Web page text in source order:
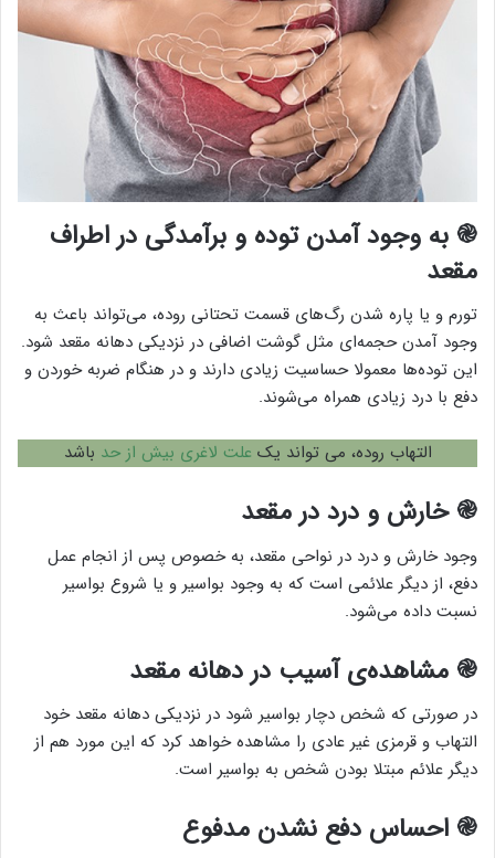
֎ به وجود آمدن توده و برآمدگی در اطراف
مقعد
تورم و یا پاره شدن رگ‌های قسمت تحتانی روده، می‌تواند باعث به
وجود آمدن حجمه‌ای مثل گوشت اضافی در نزدیکی دهانه مقعد شود.
این توده‌ها معمولا حساسیت زیادی دارند و در هنگام ضربه خوردن و
دفع با درد زیادی همراه می‌شوند.
التهاب روده، می تواند یک علت لاغری بیش از حد باشد
֎ خارش و درد در مقعد
وجود خارش و درد در نواحی مقعد، به خصوص پس از انجام عمل
دفع، از دیگر علائمی است که به وجود بواسیر و یا شروع بواسیر
نسبت داده می‌شود.
֎ مشاهده‌ی آسیب در دهانه مقعد
در صورتی که شخص دچار بواسیر شود در نزدیکی دهانه مقعد خود
التهاب و قرمزی غیر عادی را مشاهده خواهد کرد که این مورد هم از
دیگر علائم مبتلا بودن شخص به بواسیر است.
֎ احساس دفع نشدن مدفوع